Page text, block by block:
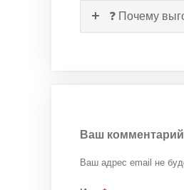
❓ Почему
Ваш комментарий
Ваш адрес email не